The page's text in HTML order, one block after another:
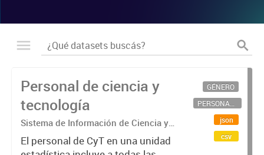
Personal de ciencia y
tecnología
Sistema de Información de Ciencia y
Tecnología Argentino (SICYTAR)
El personal de CyT en una unidad
GÉNERO
PERSONAL CIENTÍFICO-TECNOLÓGICO
json
csv